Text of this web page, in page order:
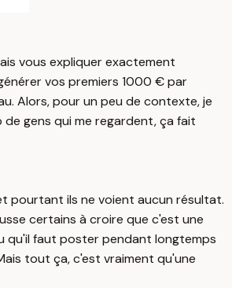
vous expliquer exactement
vos premiers 1000 € par
Alors, pour un peu de contexte, je
gens qui me regardent, ça fait
pourtant ils ne voient aucun résultat.
certains à croire que c'est une
qu'il faut poster pendant longtemps
tout ça, c'est vraiment qu'une